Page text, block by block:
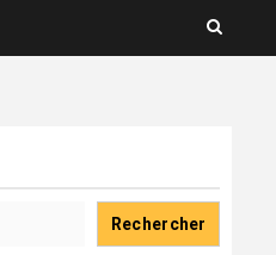
Rechercher